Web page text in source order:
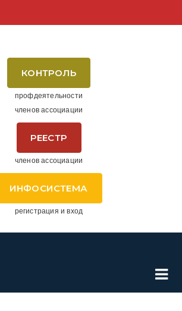
КОНТРОЛЬ
профдеятельности
членов ассоциации
РЕЕСТР
членов ассоциации
ИНФОСИСТЕМА
регистрация и вход